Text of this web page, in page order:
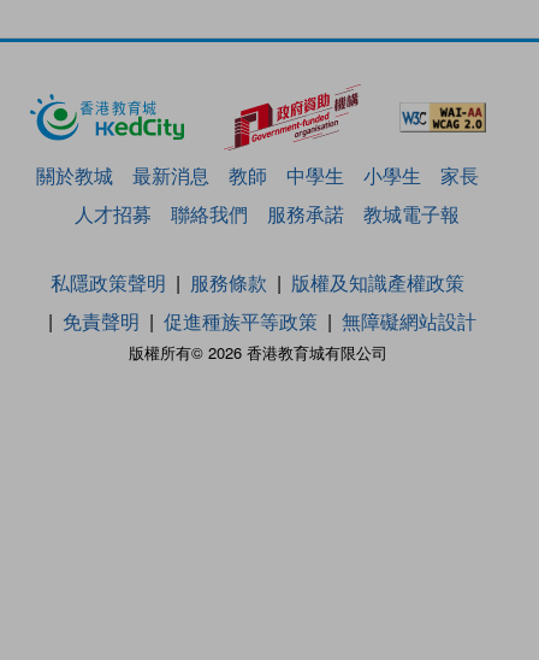
關於教城 最新消息 教師 中學生 小學生
家長
人才招募
聯絡我們 服務承諾 教城電子報
版權所有© 2026 香港教育城有限公司
私隱政策聲明 服務條款
版權及知識產權政策
免責聲明
促進種族平等政策 無障礙網站設計